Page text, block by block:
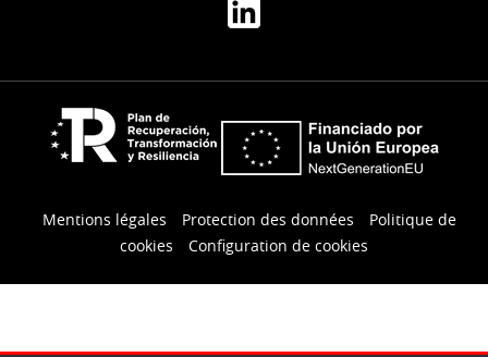
Mentions légales Protection des données
Politique de
cookies
Configuration de cookies